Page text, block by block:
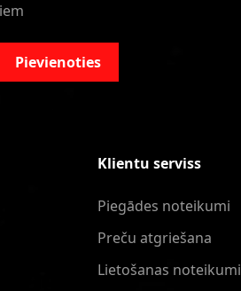
Pievienoties
Klientu serviss
Piegādes noteikumi
Preču atgriešana
Lietošanas noteikumi